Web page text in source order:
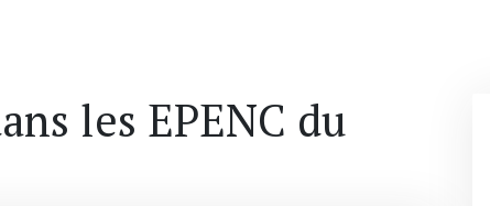
les EPENC du